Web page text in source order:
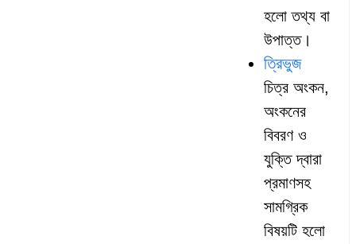
হলো তথ্য বা
উপাত্ত।
ত্রিভুজ
চিত্র অংকন,
অংকনের
বিবরণ ও
যুক্তি দ্বারা
প্রমাণসহ
সামগ্রিক
বিষয়টি হলো